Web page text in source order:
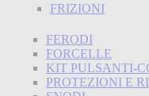
FRIZIONI
FERODI
FORCELLE
KIT PULSANTI-
PROTEZIONI E